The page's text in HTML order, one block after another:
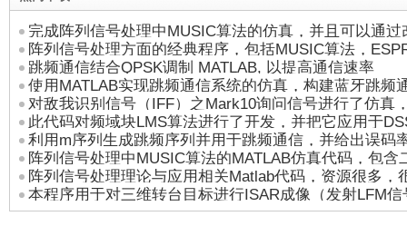
完成阵列信号处理中MUSIC算法的仿真，并且可以通
性能验证
阵列信号处理方面的经典程序，包括MUSIC算法，
MUSIC算法面阵中二维
跳频通信结合QPSK调制 MATLAB, 以提高通信速率
使用MATLAB实现跳频通信系统的仿真，构建蓝牙跳频
模块，包括信号传输
对敌我识别信号（IFF）之Mark10询问信号进行了仿真
问信号进行了功率
此代码对频域块LMS算法进行了开发，并把它应用于
加入了窄带干扰，用
利用m序列生成跳频序列并用于跳频通信，并给出误码
阵列信号处理中MUSIC算法的MATLAB仿真代码，包含
阵列信号处理理论与应用相关Matlab代码，资源很多，
估计、doa估计、m
本程序用于对三维转台目标进行ISAR成像（发射LFM
理）